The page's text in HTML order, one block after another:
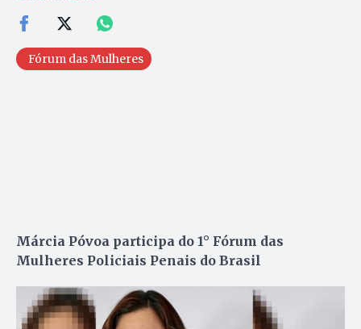
Fórum das Mulheres
Márcia Póvoa participa do 1° Fórum das
Mulheres Policiais Penais do Brasil